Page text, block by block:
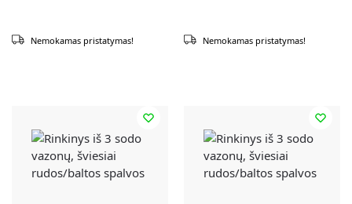
Nemokamas pristatymas! Nemokamas pristatymas!